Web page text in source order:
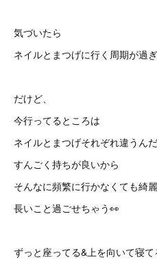
気づいたら
ネイルとまつげに行く周期が過
だけど、
今行ってるところは
ネイルとまつげそれぞれ違うん
すんごく持ちが良いから
そんなに頻繁に行かなくても綺
長いこと過ごせちゃう👀
ずっと座ってる&上を向いて寝